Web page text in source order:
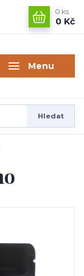
Menu
Hledat
0 ks
0 Kč